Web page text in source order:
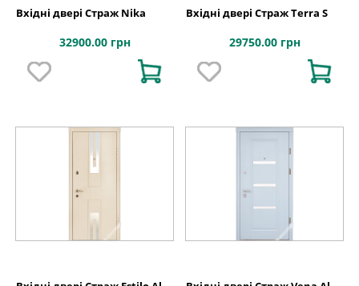
Вхідні двері Страж Nika
32900.00 грн
Вхідні двері Страж Terra S
29750.00 грн